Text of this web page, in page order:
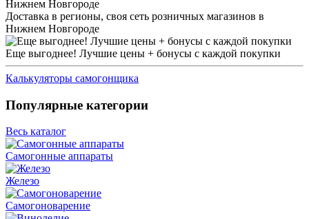
Доставка в регионы, своя сеть розничных магазинов в
Нижнем Новгороде
Еще выгоднее! Лучшие цены + бонусы с каждой покупки
Калькуляторы самогонщика
Популярные категории
Весь каталог
Самогонные аппараты
Железо
Самогоноварение